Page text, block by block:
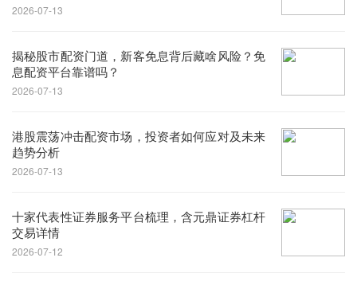
2026-07-13
揭秘股市配资门道，新客免息背后藏啥风险？免
息配资平台靠谱吗？
2026-07-13
港股震荡冲击配资市场，投资者如何应对及未来
趋势分析
2026-07-13
十家代表性证券服务平台梳理，含元鼎证券杠杆
交易详情
2026-07-12